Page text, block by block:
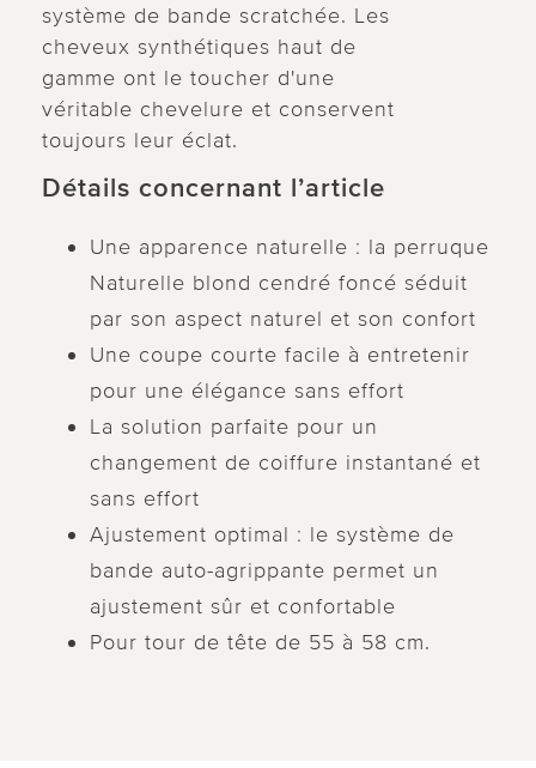
système de bande scratchée. Les
cheveux synthétiques haut de
gamme ont le toucher d'une
véritable chevelure et conservent
toujours leur éclat.
Détails concernant l’article
Une apparence naturelle : la perruque
Naturelle blond cendré foncé séduit
par son aspect naturel et son confort
Une coupe courte facile à entretenir
pour une élégance sans effort
La solution parfaite pour un
changement de coiffure instantané et
sans effort
Ajustement optimal : le système de
bande auto-agrippante permet un
ajustement sûr et confortable
Pour tour de tête de 55 à 58 cm.